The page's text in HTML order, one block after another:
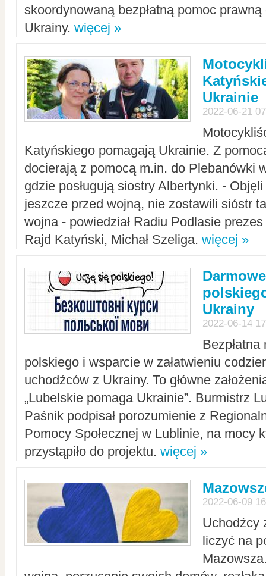
skoordynowaną bezpłatną pomoc
Ukrainy. więcej »
Ukrainie
2022-06-21
Katyńskiego pomagają Ukrainie. Z
docierają z pomocą m.in. do Plebanówki
gdzie posługują siostry Albertynki. -
jeszcze przed wojną, nie zostawili sióstr
wojna - powiedział Radiu Podlasie
Rajd Katyński, Michał Szeliga. więcej »
Ukrainy
2022-06-14
polskiego i wsparcie w załatwieniu
uchodźców z Ukrainy. To główne
„Lubelskie pomaga Ukrainie”. Burmistrz
Paśnik podpisał porozumienie z
Pomocy Społecznej w Lublinie, na mocy
przystąpiło do projektu. więcej »
2022-06-09
Uchodźcy
liczyć na